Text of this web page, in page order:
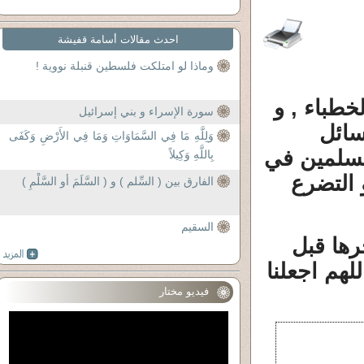
, و
في
التضرع
قبل
اجعلنا
احدث مقالات أسامة قفيشة
وماذا لو امتلكت فلسطين قنبلة نووية !
سورة الإسراء و بني إسرائيل
وَلِلَّهِ مَا فِي السَّمَاوَاتِ وَمَا فِي الأَرْضِ وَكَفَى
بِاللَّهِ وَكِيلاً
الفارق بين ( السِّلم ) و ( السَّلَمَ أو السَّلْمِ )
السقيم
فيديو مختار